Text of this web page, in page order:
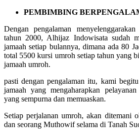
PEMBIMBING
Dengan pengalaman
tahun 2000, Alhijaz Indowisata sudah
jamaah setiap bulannya, dimana ada 80
total 5500 kursi umroh setiap tahun yang
jamaah umroh.
pasti dengan pengalaman itu, kami
jamaah yang mengaharapkan
yang sempurna dan memuaskan.
Setiap perjalanan umroh, akan ditemani
dan seorang Muthowif selama di Tanah